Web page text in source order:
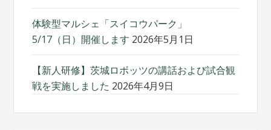
体験型マルシェ「スイコウパーク」
5/17（日）開催します 2026年5月1日
【新人研修】茨城ロボッツの講話および試合観
戦を実施しました 2026年4月9日